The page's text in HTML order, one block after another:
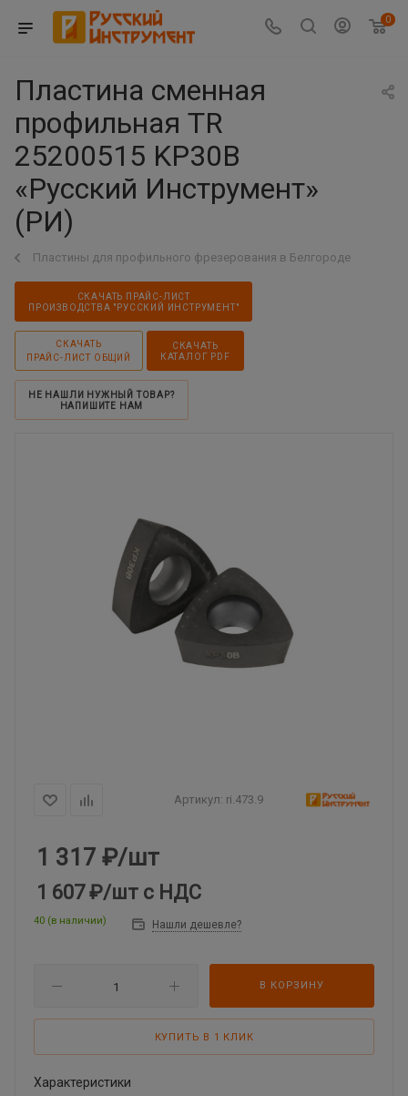
0
Пластина сменная
профильная TR
25200515 KP30B
«Русский Инструмент»
(РИ)
Пластины для профильного фрезерования в Белгороде
СКАЧАТЬ ПРАЙС-ЛИСТ
ПРОИЗВОДСТВА "РУССКИЙ ИНСТРУМЕНТ"
СКАЧАТЬ
ПРАЙС-ЛИСТ ОБЩИЙ
СКАЧАТЬ
КАТАЛОГ PDF
НЕ НАШЛИ НУЖНЫЙ ТОВАР?
НАПИШИТЕ НАМ
Артикул: ri.473.9
1 317 ₽/шт
1 607 ₽/шт с НДС
40 (в наличии) Нашли дешевле?
В КОРЗИНУ
КУПИТЬ В 1 КЛИК
Характеристики